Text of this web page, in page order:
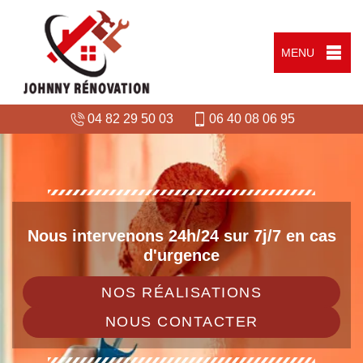
MENU
04 82 29 50 03 06 40 08 06 95
Nous intervenons 24h/24 sur 7j/7 en cas
d'urgence
NOS RÉALISATIONS
NOUS CONTACTER